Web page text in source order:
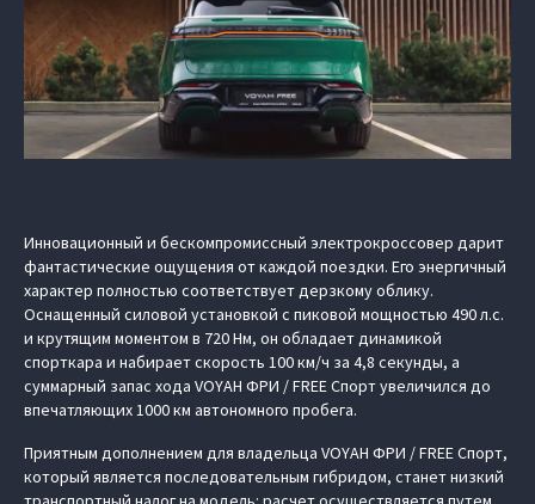
Инновационный и бескомпромиссный электрокроссовер дарит
фантастические ощущения от каждой поездки. Его энергичный
характер полностью соответствует дерзкому облику.
Оснащенный силовой установкой с пиковой мощностью 490 л.с.
и крутящим моментом в 720 Нм, он обладает динамикой
спорткара и набирает скорость 100 км/ч за 4,8 секунды, а
суммарный запас хода VOYAH ФРИ / FREE Спорт увеличился до
впечатляющих 1000 км автономного пробега.
Приятным дополнением для владельца VOYAH ФРИ / FREE Спорт,
который является последовательным гибридом, станет низкий